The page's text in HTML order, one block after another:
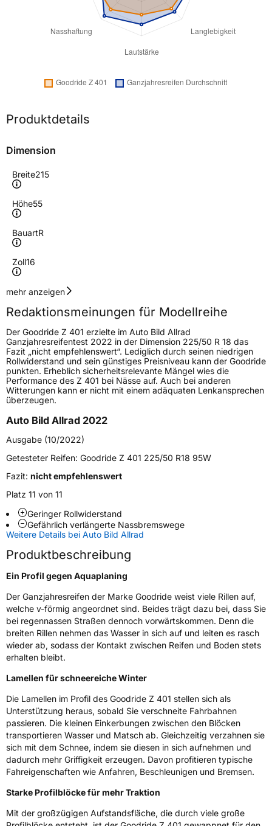
Produktdetails
Dimension
Breite215
Höhe55
BauartR
Zoll16
Geschwindigkeitsindex
Höchstgeschwindigkeit
240 km/h
Lastindex97
Höchstlast730 kg
Generelle Merkmale
FahrzeugtypPKW
VerwendungGanzjahresreifen
Modellname Z 401
Fahrzeugart
PKW & SUV
Weitere Eigenschaften
SchlauchtypTL
ZustandNeureifen
VerstärktXL
EU Label
NasshaftungC
Rollgeräusch (Klasse)B
Rollgeräusch (dB)72
FahrzeugklasseC1
mehr anzeigen
Redaktionsmeinungen für Modellreihe
Der Goodride Z 401 erzielte im Auto Bild Allrad
Ganzjahresreifentest 2022 in der Dimension 225/50 R 18 das
Fazit „nicht empfehlenswert“. Lediglich durch seinen niedrigen
Rollwiderstand und sein günstiges Preisniveau kann der Goodride
punkten. Erheblich sicherheitsrelevante Mängel wies die
Performance des Z 401 bei Nässe auf. Auch bei anderen
Witterungen kann er nicht mit einem adäquaten Lenkansprechen
überzeugen.
Auto Bild Allrad 2022
Ausgabe (10/2022)
Getesteter Reifen: Goodride Z 401 225/50 R18 95W
Fazit: nicht empfehlenswert
Platz 11 von 11
Geringer Rollwiderstand
Gefährlich verlängerte Nassbremswege
Weitere Details bei Auto Bild Allrad
Produktbeschreibung
Ein Profil gegen Aquaplaning
Der Ganzjahresreifen der Marke Goodride weist viele Rillen auf,
welche v-förmig angeordnet sind. Beides trägt dazu bei, dass Sie
bei regennassen Straßen dennoch vorwärtskommen. Denn die
breiten Rillen nehmen das Wasser in sich auf und leiten es rasch
wieder ab, sodass der Kontakt zwischen Reifen und Boden stets
erhalten bleibt.
Lamellen für schneereiche Winter
Die Lamellen im Profil des Goodride Z 401 stellen sich als
Unterstützung heraus, sobald Sie verschneite Fahrbahnen
passieren. Die kleinen Einkerbungen zwischen den Blöcken
transportieren Wasser und Matsch ab. Gleichzeitig verzahnen sie
sich mit dem Schnee, indem sie diesen in sich aufnehmen und
dadurch mehr Griffigkeit erzeugen. Davon profitieren typische
Fahreigenschaften wie Anfahren, Beschleunigen und Bremsen.
Starke Profilblöcke für mehr Traktion
Mit der großzügigen Aufstandsfläche, die durch viele große